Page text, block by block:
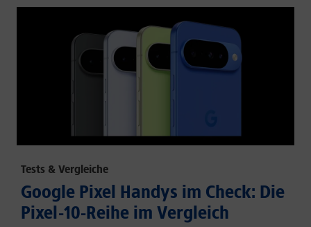
Tests & Vergleiche
Google Pixel Handys im Check: Die
Pixel-10-Reihe im Vergleich